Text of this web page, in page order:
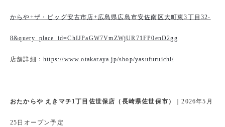
からや+ザ・ビッグ安古市店+広島県広島市安佐南区大町東3丁目32-
8&query_place_id=ChIJPaGW7VmZWjUR71FP0enD2gg
店舗詳細： https://www.otakaraya.jp/shop/yasufuruichi/
おたからや えきマチ1丁目佐世保店（長崎県佐世保市） ｜2026年5月
25日オープン予定